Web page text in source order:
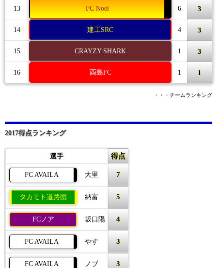
13 FC Noel 6 3
14 建工SRC 4 3
15 CRAYZY SHARK 1 3
16 酉島FC 1 1
・・・チームランキング
2017得点ランキング
選手 得点
FC AVAILA 大里 7
タカモト道路団 納富 5
FCノア 坂口陽 4
FC AVAILA やす 3
FC AVAILA ノブ 3